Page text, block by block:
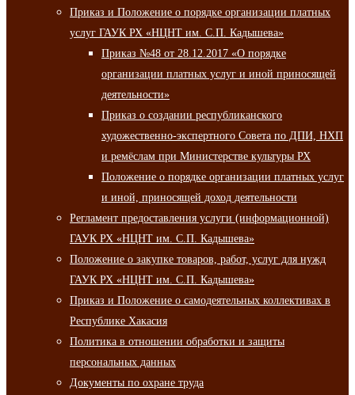
Приказ и Положение о порядке организации платных
услуг ГАУК РХ «НЦНТ им. С.П. Кадышева»
Приказ №48 от 28.12.2017 «О порядке
организации платных услуг и иной приносящей
деятельности»
Приказ о создании республиканского
художественно-экспертного Совета по ДПИ, НХП
и ремёслам при Министерстве культуры РХ
Положение о порядке организации платных услуг
и иной, приносящей доход деятельности
Регламент предоставления услуги (информационной)
ГАУК РХ «НЦНТ им. С.П. Кадышева»
Положение о закупке товаров, работ, услуг для нужд
ГАУК РХ «НЦНТ им. С.П. Кадышева»
Приказ и Положение о самодеятельных коллективах в
Республике Хакасия
Политика в отношении обработки и защиты
персональных данных
Документы по охране труда